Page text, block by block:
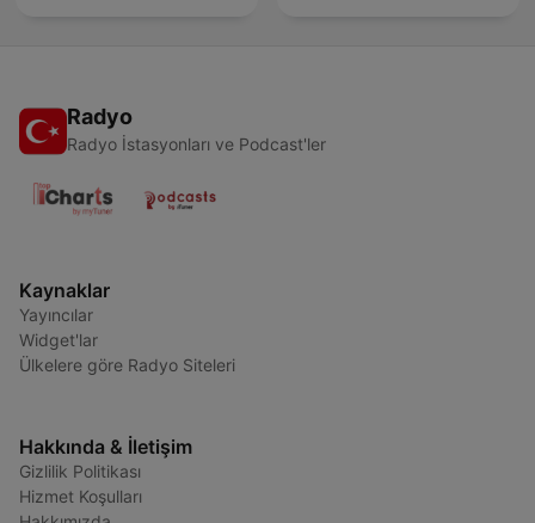
Radyo
Radyo İstasyonları ve Podcast'ler
Kaynaklar
Yayıncılar
Widget'lar
Ülkelere göre Radyo Siteleri
Hakkında & İletişim
Gizlilik Politikası
Hizmet Koşulları